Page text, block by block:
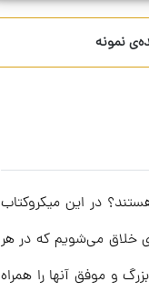
نمونه
در این میکروکتاب
خلاق می‌شویم که در هر
شرکت‌های بزرگ و موفق آنها را همراه